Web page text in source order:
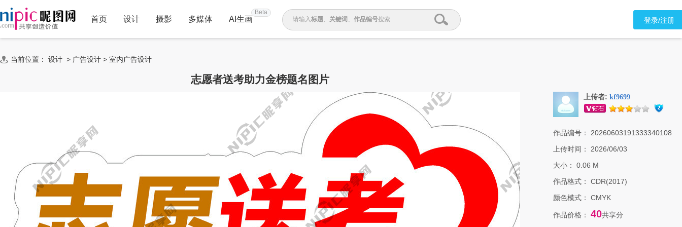
首页 设计 摄影 多媒体 AI生画
Beta
请输入标题、 关键词 、 作品编号搜索 登录/注册
当前位置： 设计 > 广告设计 > 室内广告设计
志愿者送考助力金榜题名图片
上传者: kf9699
作品编号：
20260603191333340108
上传时间：
2026/06/03
大小：
0.06 M
作品格式：
CDR(2017)
颜色模式：
CMYK
作品价格： 40共享分